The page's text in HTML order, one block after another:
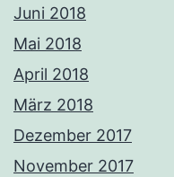
Juni 2018
Mai 2018
April 2018
März 2018
Dezember 2017
November 2017